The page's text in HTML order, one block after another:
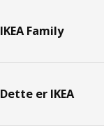
IKEA Family
Dette er IKEA